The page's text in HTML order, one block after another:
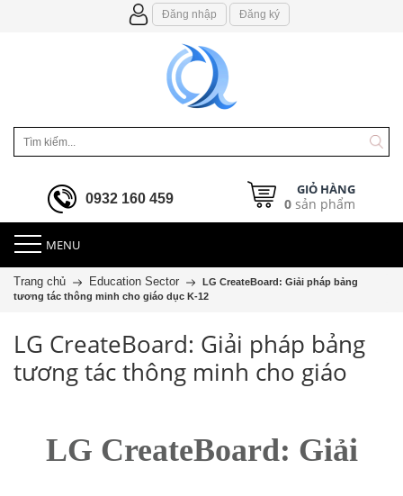
Đăng nhập Đăng ký
0932 160 459
GIỎ HÀNG
0sản phẩm
MENU
Trang chủ Education Sector
LG CreateBoard: Giải pháp bảng
tương tác thông minh cho giáo dục K-12
LG CreateBoard: Giải pháp bảng
tương tác thông minh cho giáo
LG CreateBoard: Giải